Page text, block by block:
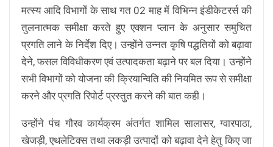
मत्स्य आदि विभागों के साथ गत 02 माह में विभिन्न इंडीकेटरर्स की
तुलनात्मक समीक्षा करते हुए एक्शन प्लान के अनुसार समुचित
प्रगति लाने के निर्देश दिए। उन्होंने उन्नत कृषि पद्धतियों को बढ़ावा
देने, फसल विविधीकरण एवं उत्पादकता बढ़ाने पर बल दिया। उन्होंने
सभी विभागों को योजना की क्रियान्विति की नियमित रूप से समीक्षा
करने और प्रगति रिपोर्ट प्रस्तुत करने की बात कही।
उन्होंने पंच गौरव कार्यक्रम अंतर्गत शामिल सालासर, ग्वारपाठा,
खेजड़ी, एथलेटिक्स तथा लकड़ी उत्पादों को बढ़ावा देने हेतु किए जा